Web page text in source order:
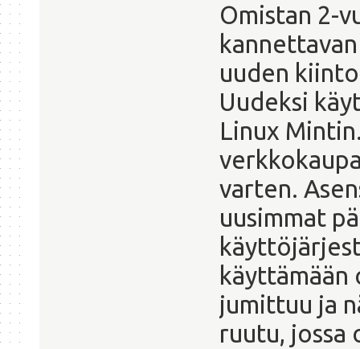
Omistan 2-
uuden
Uudeksi
Linux
varten.
uusimmat
käyttämään
jumittuu ja
ruutu, jossa